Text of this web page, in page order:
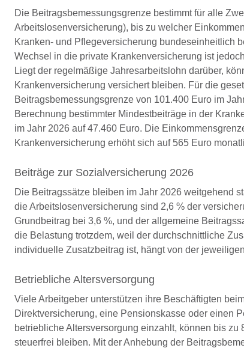
Die Beitragsbemessungsgrenze bestimmt für alle
Arbeitslosenversicherung), bis zu welcher
Kranken- und Pflegeversicherung bundeseinheitlich
Wechsel in die private Krankenversicherung ist
Liegt der regelmäßige Jahresarbeitslohn darüber,
Krankenversicherung versichert bleiben. Für die
Beitragsbemessungsgrenze von 101.400 Euro im
Berechnung bestimmter Mindestbeiträge in der
im Jahr 2026 auf 47.460 Euro. Die
Krankenversicherung erhöht sich auf 565 Euro
Beiträge zur Sozialversicherung 2026
Die Beitragssätze bleiben im Jahr 2026 weitgehend
die Arbeitslosenversicherung sind 2,6 % der
Grundbeitrag bei 3,6 %, und der allgemeine
die Belastung trotzdem, weil der durchschnittliche
individuelle Zusatzbeitrag ist, hängt von der
Betriebliche Altersversorgung
Viele Arbeitgeber unterstützen ihre Beschäftigten
Direktversicherung, eine Pensionskasse oder einen
betriebliche Altersversorgung einzahlt, können bis
steuerfrei bleiben. Mit der Anhebung der